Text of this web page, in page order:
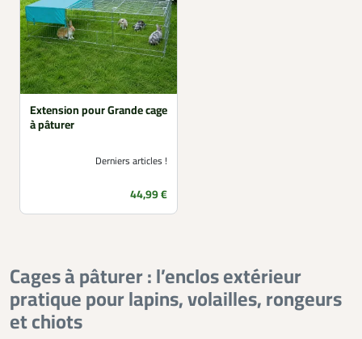
Extension pour Grande cage
à pâturer
Derniers articles !
Prix
44,99 €
Cages à pâturer : l’enclos extérieur
pratique pour lapins, volailles, rongeurs
et chiots